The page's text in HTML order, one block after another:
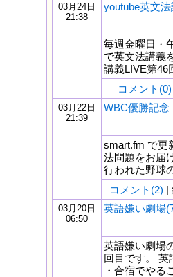
03月24日
21:38
youtube英文
毎週金曜日・
で英文法講義
講義LIVE第46
コメント(0)
03月22日
21:39
WBC優勝記念
smart.fm で更
法問題をお届
行われた野球
コメント(2) |
03月20日
06:50
英語嫌い劇場
英語嫌い劇場
回目です。 英
・合宿でやる